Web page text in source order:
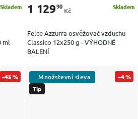
ml
Skladem
Felce Azzurra osvěžovač vzduchu
Classico 12x250 g - VÝHODNÉ
BALENÍ
Skladem
1 12990
Kč
–45 %
Tip
–4 %